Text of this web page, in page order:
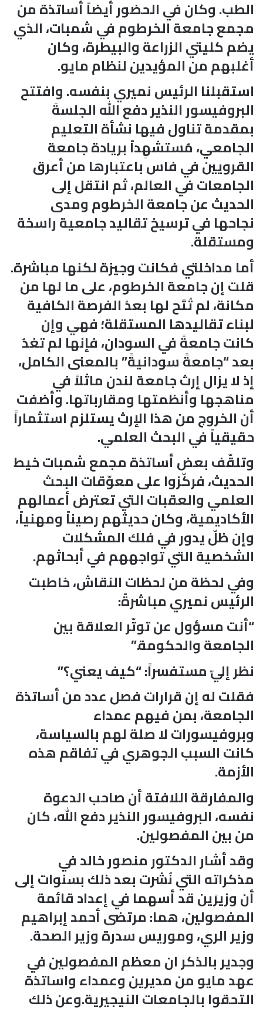
الطب. وكان في الحضور أيضاً أساتذة من
مجمع جامعة الخرطوم في شمبات، الذي
يضم كليتي الزراعة والبيطرة، وكان
أغلبهم من المؤيدين لنظام مايو.
استقبلنا الرئيس نميري بنفسه. وافتتح
البروفيسور النذير دفع الله الجلسةَ
بمقدمة تناول فيها نشأة التعليم
الجامعي، مُستشهِداً بريادة جامعة
القرويين في فاس باعتبارها من أعرق
الجامعات في العالم، ثم انتقل إلى
الحديث عن جامعة الخرطوم ومدى
نجاحها في ترسيخ تقاليد جامعية راسخة
ومستقلة.
أما مداخلتي فكانت وجيزة لكنها مباشرة.
قلت إن جامعة الخرطوم، على ما لها من
مكانة، لم تُتَح لها بعدُ الفرصة الكافية
لبناء تقاليدها المستقلة؛ فهي وإن
كانت جامعةً في السودان، فإنها لم تغدُ
بعد “جامعةً سودانيةً” بالمعنى الكامل،
إذ لا يزال إرث جامعة لندن ماثلاً في
مناهجها وأنظمتها ومقارباتها. وأضفت
أن الخروج من هذا الإرث يستلزم استثماراً
حقيقياً في البحث العلمي.
وتلقّف بعض أساتذة مجمع شمبات خيط
الحديث، فركّزوا على معوّقات البحث
العلمي والعقبات التي تعترض أعمالهم
الأكاديمية، وكان حديثهم رصيناً ومهنياً،
وإن ظلّ يدور في فلك المشكلات
الشخصية التي تواجههم في أبحاثهم.
وفي لحظة من لحظات النقاش، خاطبت
الرئيس نميري مباشرةً:
“أنت مسؤول عن توتّر العلاقة بين
الجامعة والحكومة.”
نظر إليّ مستفسراً: “كيف يعني؟”
فقلت له إن قرارات فصل عدد من أساتذة
الجامعة، بمن فيهم عمداء
وبروفيسورات لا صلة لهم بالسياسة،
كانت السبب الجوهري في تفاقم هذه
الأزمة.
والمفارقة اللافتة أن صاحب الدعوة
نفسه، البروفيسور النذير دفع الله، كان
من بين المفصولين.
وقد أشار الدكتور منصور خالد في
مذكراته التي نُشرت بعد ذلك بسنوات إلى
أن وزيرَين قد أسهما في إعداد قائمة
المفصولين، هما: مرتضى أحمد إبراهيم
وزير الري، وموريس سدرة وزير الصحة.
وجدير بالذكر ان معظم المفصولين في
عهد مايو من مديرين وعمداء واساتذة
التحقوا بالجامعات النيجيرية.وعن ذلك